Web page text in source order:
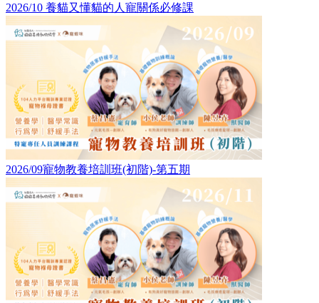
2026/10 養貓又懂貓的人寵關係必修課
2026/09寵物教養培訓班(初階)-第五期